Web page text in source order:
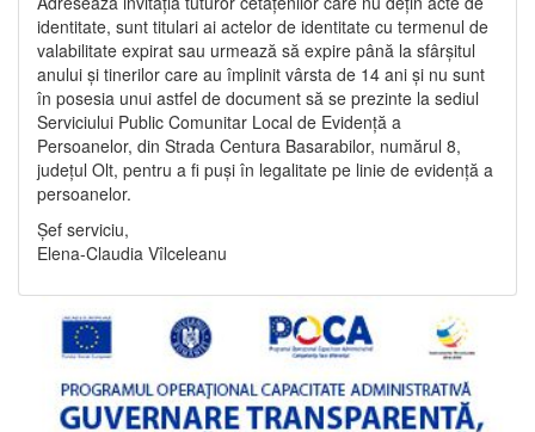
identitate, sunt titulari ai actelor de identitate cu termenul de
valabilitate expirat sau urmează să expire până la sfârșitul
anului și tinerilor care au împlinit vârsta de 14 ani și nu sunt
în posesia unui astfel de document să se prezinte la sediul
Serviciului Public Comunitar Local de Evidență a
Persoanelor, din Strada Centura Basarabilor, numărul 8,
județul Olt, pentru a fi puși în legalitate pe linie de evidență a
persoanelor.
Șef serviciu,
Elena-Claudia Vîlceleanu